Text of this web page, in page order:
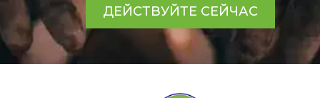
ДЕЙСТВУЙТЕ СЕЙЧАС